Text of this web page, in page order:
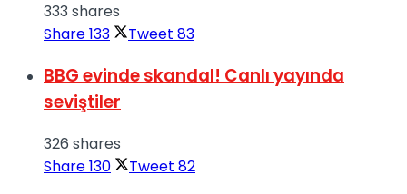
333 shares
Share133 Tweet 83
BBG evinde skandal! Canlı yayında
seviştiler
326 shares
Share130 Tweet 82